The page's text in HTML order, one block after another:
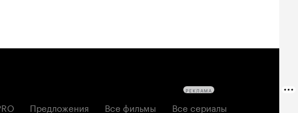
Предложения Все фильмы Все сериалы
РЕКЛАМА